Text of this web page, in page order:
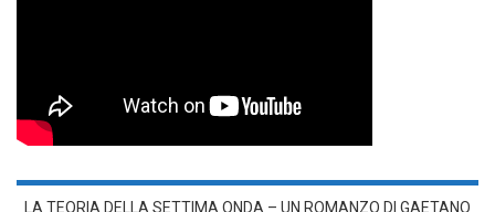
LA TEORIA DELLA SETTIMA ONDA – UN ROMANZO DI GAETANO